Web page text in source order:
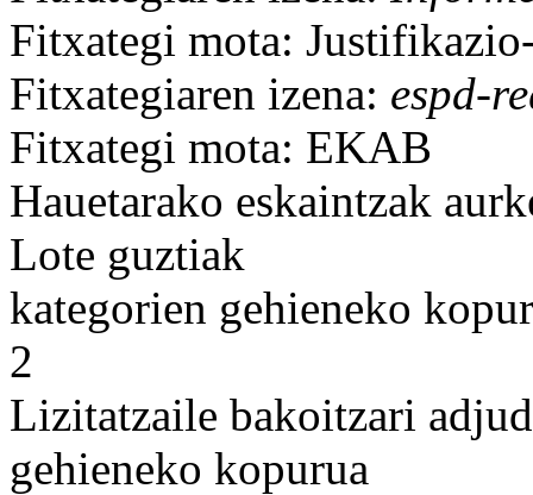
Fitxategi mota:
Fitxategiaren izena: espd-
Fitxategi mota: EKAB
Hauetarako eskaintzak
Lote guztiak
kategorien gehieneko
2
Lizitatzaile bakoitzari
gehieneko kopurua